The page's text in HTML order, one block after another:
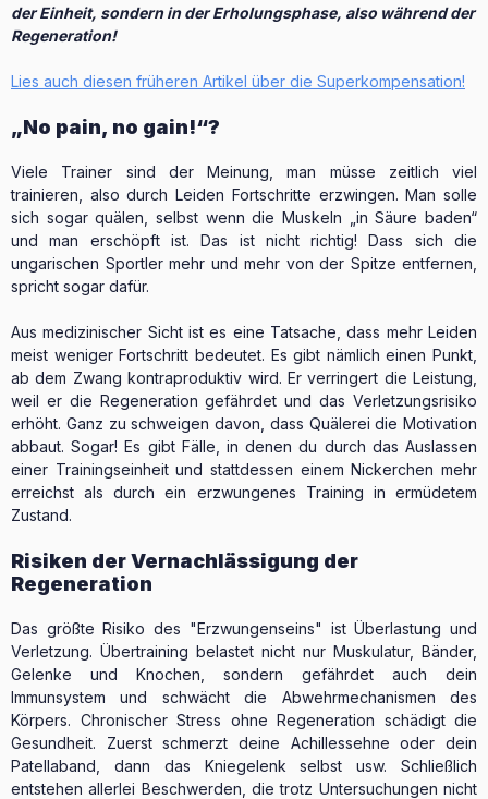
der Einheit, sondern in der Erholungsphase, also während der
Regeneration!
Lies auch diesen früheren Artikel über die Superkompensation!
„No pain, no gain!“?
Viele Trainer sind der Meinung, man müsse zeitlich viel
trainieren, also durch Leiden Fortschritte erzwingen. Man solle
sich sogar quälen, selbst wenn die Muskeln „in Säure baden“
und man erschöpft ist. Das ist nicht richtig! Dass sich die
ungarischen Sportler mehr und mehr von der Spitze entfernen,
spricht sogar dafür.
Aus medizinischer Sicht ist es eine Tatsache, dass mehr Leiden
meist weniger Fortschritt bedeutet. Es gibt nämlich einen Punkt,
ab dem Zwang kontraproduktiv wird. Er verringert die Leistung,
weil er die Regeneration gefährdet und das Verletzungsrisiko
erhöht. Ganz zu schweigen davon, dass Quälerei die Motivation
abbaut. Sogar! Es gibt Fälle, in denen du durch das Auslassen
einer Trainingseinheit und stattdessen einem Nickerchen mehr
erreichst als durch ein erzwungenes Training in ermüdetem
Zustand.
Risiken der Vernachlässigung der
Regeneration
Das größte Risiko des "Erzwungenseins" ist Überlastung und
Verletzung. Übertraining belastet nicht nur Muskulatur, Bänder,
Gelenke und Knochen, sondern gefährdet auch dein
Immunsystem und schwächt die Abwehrmechanismen des
Körpers. Chronischer Stress ohne Regeneration schädigt die
Gesundheit. Zuerst schmerzt deine Achillessehne oder dein
Patellaband, dann das Kniegelenk selbst usw. Schließlich
entstehen allerlei Beschwerden, die trotz Untersuchungen nicht